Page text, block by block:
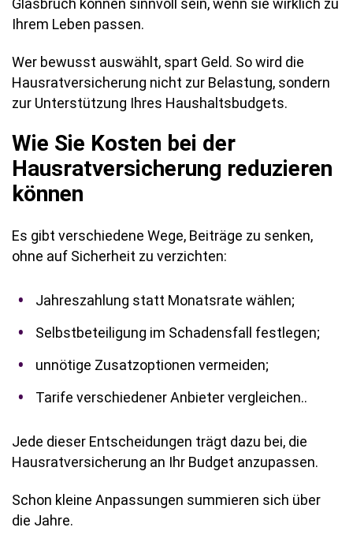
Glasbruch können sinnvoll sein, wenn sie wirklich zu
Ihrem Leben passen.
Wer bewusst auswählt, spart Geld. So wird die
Hausratversicherung nicht zur Belastung, sondern
zur Unterstützung Ihres Haushaltsbudgets.
Wie Sie Kosten bei der
Hausratversicherung reduzieren
können
Es gibt verschiedene Wege, Beiträge zu senken,
ohne auf Sicherheit zu verzichten:
Jahreszahlung statt Monatsrate wählen;
Selbstbeteiligung im Schadensfall festlegen;
unnötige Zusatzoptionen vermeiden;
Tarife verschiedener Anbieter vergleichen..
Jede dieser Entscheidungen trägt dazu bei, die
Hausratversicherung an Ihr Budget anzupassen.
Schon kleine Anpassungen summieren sich über
die Jahre.